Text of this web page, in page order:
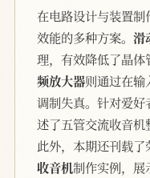
在电路设计与装置
效能的多种方案。 滑
理，有效降低了晶体
频放大器则通过在
调制失真。针对爱
述了五管交流收音机
此外，本期还刊载
收音机制作实例，展